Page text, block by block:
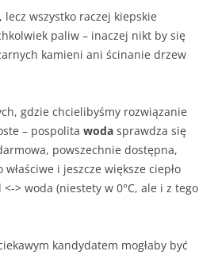
wszystko raczej kiepskie
paliw – inaczej nikt by się
kamieni ani ścinanie drzew
gdzie chcielibyśmy rozwiązanie
– pospolita woda sprawdza się
powszechnie dostępna,
i jeszcze większe ciepło
> woda (niestety w 0°C, ale i z tego
kandydatem mogłaby być